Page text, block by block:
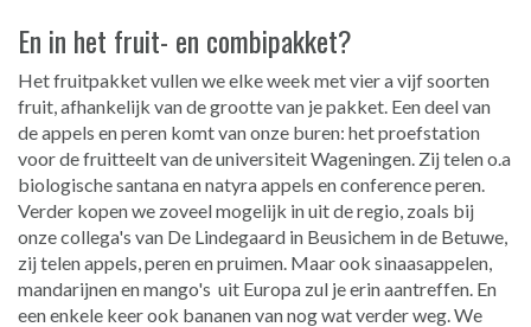
En in het fruit- en combipakket?
Het fruitpakket vullen we elke week met vier a vijf soorten
fruit, afhankelijk van de grootte van je pakket. Een deel van
de appels en peren komt van onze buren: het proefstation
voor de fruitteelt van de universiteit Wageningen. Zij telen o.a
biologische santana en natyra appels en conference peren.
Verder kopen we zoveel mogelijk in uit de regio, zoals bij
onze collega's van De Lindegaard in Beusichem in de Betuwe,
zij telen appels, peren en pruimen. Maar ook sinaasappelen,
mandarijnen en mango's uit Europa zul je erin aantreffen. En
een enkele keer ook bananen van nog wat verder weg. We